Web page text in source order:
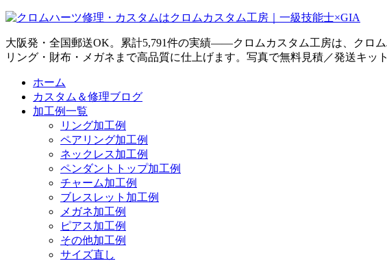
大阪発・全国郵送OK。累計5,791件の実績——クロムカスタム工房は、クロ
リング・財布・メガネまで高品質に仕上げます。写真で無料見積／発送キッ
ホーム
カスタム＆修理ブログ
加工例一覧
リング加工例
ペアリング加工例
ネックレス加工例
ペンダントトップ加工例
チャーム加工例
ブレスレット加工例
メガネ加工例
ピアス加工例
その他加工例
サイズ直し